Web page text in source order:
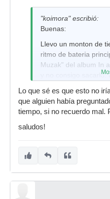
"koimora" escribió:
Buenas:
Llevo un monton de
ritmo de bateria
Muzak" del album In
y no consigo sacarlo.
sabe como va este
Lo que sé es que esto no
que alguien había
tiempo, si no recuerdo mal.
saludos!